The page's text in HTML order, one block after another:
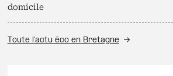
domicile
Toute l’actu éco en Bretagne